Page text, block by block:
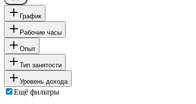
График
Рабочие часы
Опыт
Тип занятости
Уровень дохода
Ещё фильтры